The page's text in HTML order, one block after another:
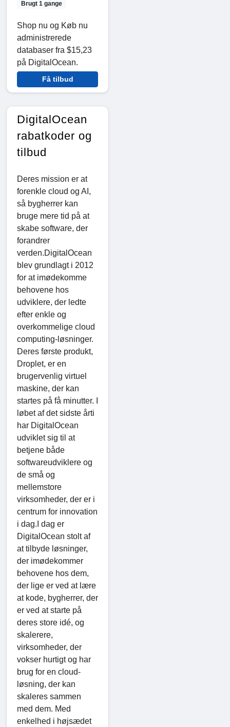
Brugt 1 gange
Shop nu og Køb nu
administrerede
databaser fra $15,23
på DigitalOcean.
Få tilbud
DigitalOcean
rabatkoder og
tilbud
Deres mission er at
forenkle cloud og AI,
så bygherrer kan
bruge mere tid på at
skabe software, der
forandrer
verden.DigitalOcean
blev grundlagt i 2012
for at imødekomme
behovene hos
udviklere, der ledte
efter enkle og
overkommelige cloud
computing-løsninger.
Deres første produkt,
Droplet, er en
brugervenlig virtuel
maskine, der kan
startes på få minutter. I
løbet af det sidste årti
har DigitalOcean
udviklet sig til at
betjene både
softwareudviklere og
de små og
mellemstore
virksomheder, der er i
centrum for innovation
i dag.I dag er
DigitalOcean stolt af
at tilbyde løsninger,
der imødekommer
behovene hos dem,
der lige er ved at lære
at kode, bygherrer, der
er ved at starte på
deres store idé, og
skalerere,
virksomheder, der
vokser hurtigt og har
brug for en cloud-
løsning, der kan
skaleres sammen
med dem. Med
enkelhed i højsædet